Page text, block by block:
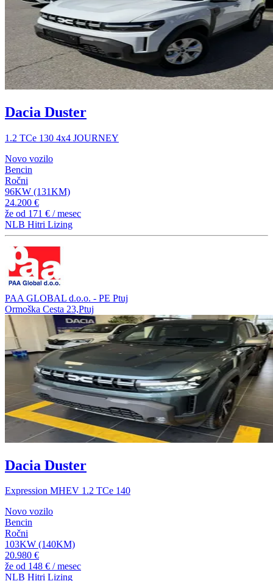
Dacia Duster
1.2 TCe 130 4x4 JOURNEY
Novo vozilo
Bencin
Ročni
96KW (131KM)
24.200 €
že od 171 € / mesec
NLB Hitri Lizing
PAA GLOBAL d.o.o. - PE Ptuj
Ormoška Cesta 23,Ptuj
Dacia Duster
Expression MHEV 1.2 TCe 140
Novo vozilo
Bencin
Ročni
103KW (140KM)
20.980 €
že od 148 € / mesec
NLB Hitri Lizing